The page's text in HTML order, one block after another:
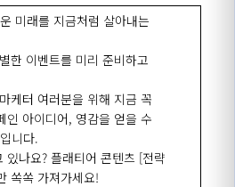
미래를 지금처럼 살아내는
한 이벤트를 미리 준비하고
케터 여러분을 위해 지금 꼭
인 아이디어, 영감을 얻을 수
니다.
있나요? 플래티어 콘텐츠 [전략
쏙쏙 가져가세요!